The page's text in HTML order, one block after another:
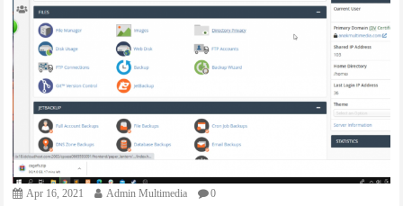
Apr 16, 2021 Admin Multimedia 0